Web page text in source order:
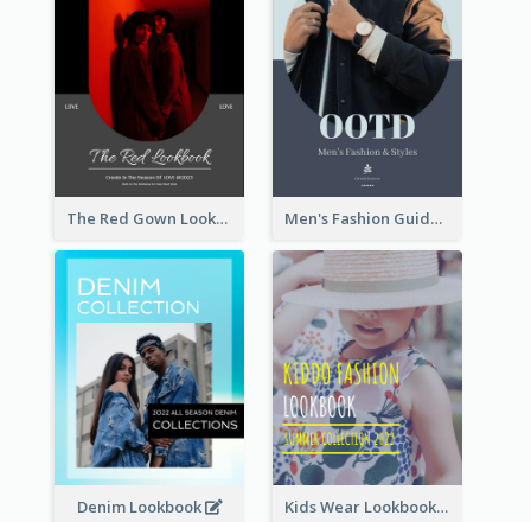
The Red Gown Lookbook Men's Fashion Guide Lookbook
Denim Lookbook Kids Wear Lookbook